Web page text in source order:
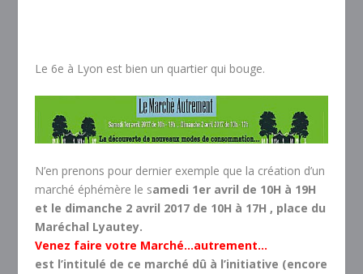
Le 6e à Lyon est bien un quartier qui bouge.
N’en prenons pour dernier exemple que la création d’un
marché éphémère le samedi 1eravril de 10H à 19H
et le dimanche 2 avril 2017 de 10H à 17H , place du
Maréchal Lyautey.
Venez faire votre Marché…autrement…
est l’intitulé de ce marché dû à l’initiative (encore